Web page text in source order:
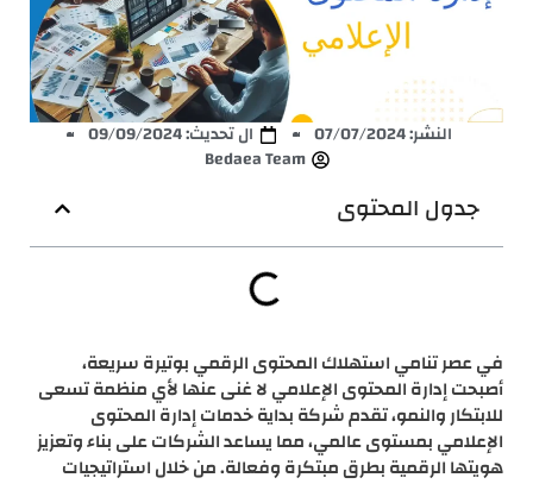
النشر:07/07/2024
ال تحديث: 09/09/2024
Bedaea Team
جدول المحتوى
في عصر تنامي استهلاك المحتوى الرقمي بوتيرة سريعة،
أصبحت إدارة المحتوى الإعلامي لا غنى عنها لأي منظمة تسعى
للابتكار والنمو، تقدم شركة بداية خدمات إدارة المحتوى
الإعلامي بمستوى عالمي، مما يساعد الشركات على بناء وتعزيز
هويتها الرقمية بطرق مبتكرة وفعالة. من خلال استراتيجيات